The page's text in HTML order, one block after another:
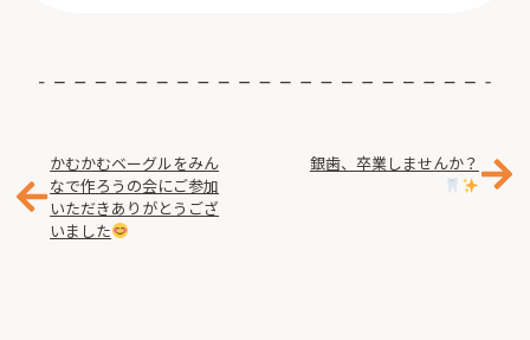
かむかむベーグルをみん
なで作ろうの会にご参加
いただきありがとうござ
いました
銀歯、卒業しませんか？